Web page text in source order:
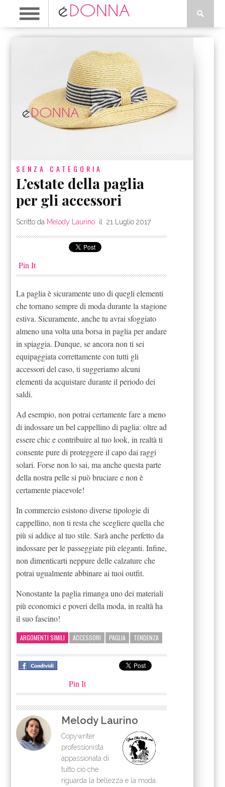
SENZA CATEGORIA
L’estate della paglia
per gli accessori
Scritto da Melody Laurino il21 Luglio 2017
Pin It
La paglia è sicuramente uno di quegli elementi
che tornano sempre di moda durante la stagione
estiva. Sicuramente, anche tu avrai sfoggiato
almeno una volta una borsa in paglia per andare
in spiaggia. Dunque, se ancora non ti sei
equipaggiata correttamente con tutti gli
accessori del caso, ti suggeriamo alcuni
elementi da acquistare durante il periodo dei
saldi.
Ad esempio, non potrai certamente fare a meno
di indossare un bel cappellino di paglia: oltre ad
essere chic e contribuire al tuo look, in realtà ti
consente pure di proteggere il capo dai raggi
solari. Forse non lo sai, ma anche questa parte
della nostra pelle si può bruciare e non è
certamente piacevole!
In commercio esistono diverse tipologie di
cappellino, non ti resta che scegliere quella che
più si addice al tuo stile. Sarà anche perfetto da
indossare per le passeggiate più eleganti. Infine,
non dimenticarti neppure delle calzature che
potrai ugualmente abbinare ai tuoi outfit.
Nonostante la paglia rimanga uno dei materiali
più economici e poveri della moda, in realtà ha
il suo fascino!
ARGOMENTI SIMILI ACCESSORI PAGLIA TENDENZA
Pin It
Melody Laurino
Copywriter
professionista
appassionata di
tutto ciò che
riguarda la bellezza e la moda.